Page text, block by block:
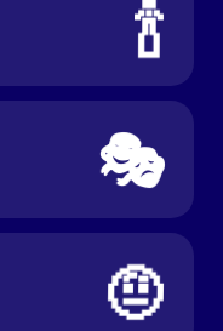
🍾
🎭
🤨